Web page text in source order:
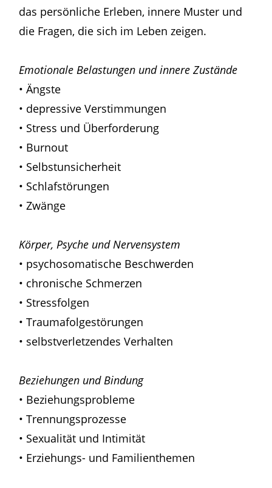
das persönliche Erleben, innere Muster und
die Fragen, die sich im Leben zeigen.
Emotionale Belastungen und innere Zustände
• Ängste
• depressive Verstimmungen
• Stress und Überforderung
• Burnout
• Selbstunsicherheit
• Schlafstörungen
• Zwänge
Körper, Psyche und Nervensystem
• psychosomatische Beschwerden
• chronische Schmerzen
• Stressfolgen
• Traumafolgestörungen
• selbstverletzendes Verhalten
Beziehungen und Bindung
• Beziehungsprobleme
• Trennungsprozesse
• Sexualität und Intimität
• Erziehungs- und Familienthemen